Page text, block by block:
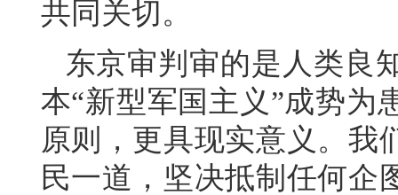
共同关切。
东京审判审的是人类良
本“新型军国主义”成势为
原则，更具现实意义。我
民一道，坚决抵制任何企